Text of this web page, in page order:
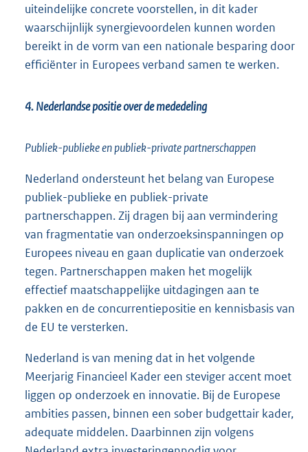
uiteindelijke concrete voorstellen, in dit kader
waarschijnlijk synergievoordelen kunnen worden
bereikt in de vorm van een nationale besparing door
efficiënter in Europees verband samen te werken.
4. Nederlandse positie over de mededeling
Publiek-publieke en publiek-private partnerschappen
Nederland ondersteunt het belang van Europese
publiek-publieke en publiek-private
partnerschappen. Zij dragen bij aan vermindering
van fragmentatie van onderzoeksinspanningen op
Europees niveau en gaan duplicatie van onderzoek
tegen. Partnerschappen maken het mogelijk
effectief maatschappelijke uitdagingen aan te
pakken en de concurrentiepositie en kennisbasis van
de EU te versterken.
Nederland is van mening dat in het volgende
Meerjarig Financieel Kader een steviger accent moet
liggen op onderzoek en innovatie. Bij de Europese
ambities passen, binnen een sober budgettair kader,
adequate middelen. Daarbinnen zijn volgens